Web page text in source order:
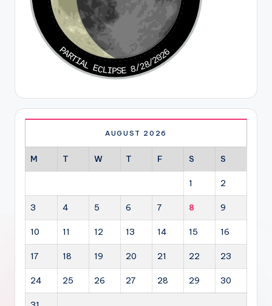
PARTIAL ECLIPSE 8/28/2026
AUGUST 2026
M T W T F S S
1 2
3 4 5 6 7 8 9
10 11 12 13 14 15 16
17 18 19 20 21 22 23
24 25 26 27 28 29 30